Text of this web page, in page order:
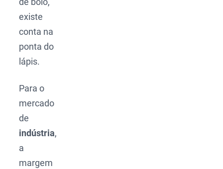
existe
conta na
ponta do
lápis.
Para o
mercado
de
indústria,
a
margem